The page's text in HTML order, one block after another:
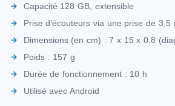
Capacité 128 GB, extensible
Prise d’écouteurs via une prise de 3,5
Dimensions (en cm) : 7 x 15 x 0,8
Poids : 157 g
Durée de fonctionnement : 10 h
Utilisé avec Android